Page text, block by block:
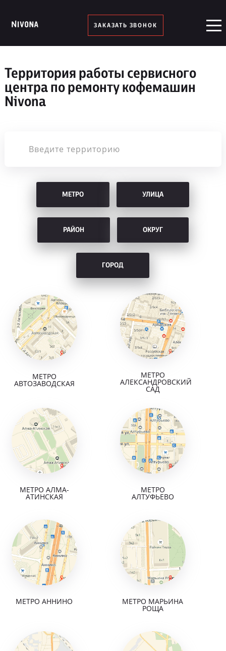
ЗАКАЗАТЬ ЗВОНОК
Территория работы сервисного
центра по ремонту кофемашин
Nivona
МЕТРО УЛИЦА
РАЙОН ОКРУГ
ГОРОД
МЕТРО
АВТОЗАВОДСКАЯ
МЕТРО
АЛЕКСАНДРОВСКИЙ
САД
МЕТРО АЛМА-
АТИНСКАЯ
МЕТРО
АЛТУФЬЕВО
МЕТРО АННИНО МЕТРО МАРЬИНА
РОЩА